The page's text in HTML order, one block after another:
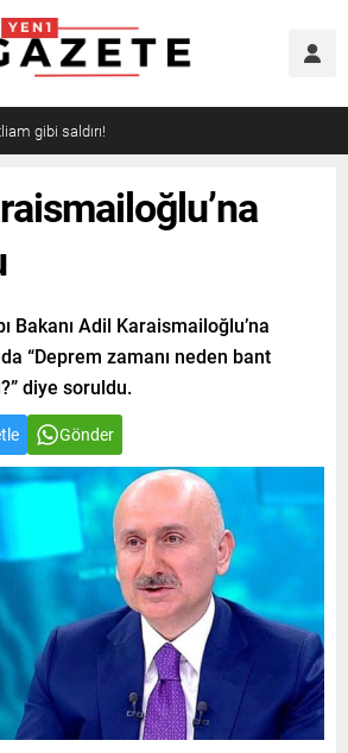
Bakanı Adil Karaismailoğlu’na
“Deprem zamanı neden bant
diye soruldu.
Gönder